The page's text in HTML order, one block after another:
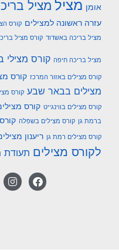
אומן מציל מציל
עזרה ראשונה למצילים קורס
מציל בריכה באשדוד קורס מציל
מציל בריכה חיפה קורס מצילי
קורס מצילים באזור המרכז קורס
מצילים בבאר שבע קורס
קורס מצילים בווינגייט קורס
ברמת גן קורס מצילים בשפלה
קורס מצילים רמת גן ריענון
לקורס מצילים תעודת